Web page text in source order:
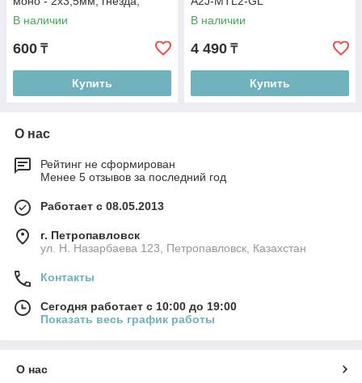
Soundking CC3131
В наличии
600 ₸
Купить
В наличии
4 490 ₸
Купить
О нас
Рейтинг не сформирован
Менее 5 отзывов за последний год
Работает с 08.05.2013
г. Петропавловск
ул. Н. Назарбаева 123, Петропавловск, Казахстан
Контакты
Сегодня работает с 10:00 до 19:00
Показать весь график работы
О нас